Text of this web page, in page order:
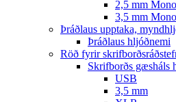
2,5 mm
3,5 mm
Þráðlaus upptaka,
Þráðlaus hljóðnemi
Röð fyrir
Skrifborðs gæsháls
USB
3,5 mm